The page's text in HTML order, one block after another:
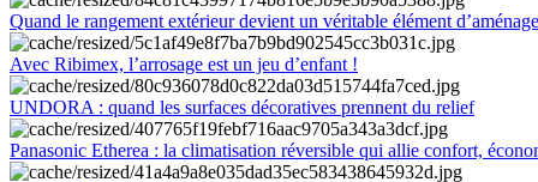
Quand le rangement extérieur devient un véritable élément
Avec Ribimex, l’arrosage est un jeu d’enfant !
UNDORA : quand les surfaces décoratives prennent du relief
Panasonic Etherea : la climatisation réversible qui allie confort,